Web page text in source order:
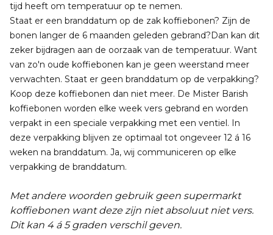
tijd heeft om temperatuur op te nemen.
Staat er een branddatum op de zak koffiebonen? Zijn de
bonen langer de 6 maanden geleden gebrand?Dan kan dit
zeker bijdragen aan de oorzaak van de temperatuur. Want
van zo'n oude koffiebonen kan je geen weerstand meer
verwachten. Staat er geen branddatum op de verpakking?
Koop deze koffiebonen dan niet meer. De Mister Barish
koffiebonen worden elke week vers gebrand en worden
verpakt in een speciale verpakking met een ventiel. In
deze verpakking blijven ze optimaal tot ongeveer 12 á 16
weken na branddatum. Ja, wij communiceren op elke
verpakking de branddatum.
Met andere woorden gebruik geen supermarkt
koffiebonen want deze zijn niet absoluut niet vers.
Dit kan 4 á 5 graden verschil geven.